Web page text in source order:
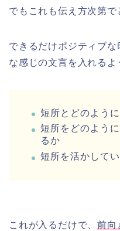
でもこれも伝え方次第で
できるだけポジティブ
な感じの文言を入れるよ
短所とどのよう
短所をどのよう
るか
短所を活かして
これが入るだけで、前向